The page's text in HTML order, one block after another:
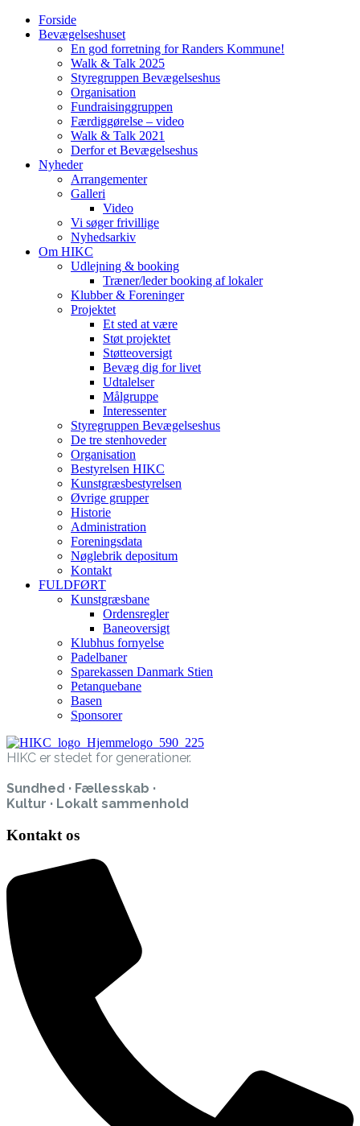
Forside
Bevægelseshuset
En god forretning for Randers Kommune!
Walk & Talk 2025
Styregruppen Bevægelseshus
Organisation
Fundraisinggruppen
Færdiggørelse – video
Walk & Talk 2021
Derfor et Bevægelseshus
Nyheder
Arrangementer
Galleri
Video
Vi søger frivillige
Nyhedsarkiv
Om HIKC
Udlejning & booking
Træner/leder booking af lokaler
Klubber & Foreninger
Projektet
Et sted at være
Støt projektet
Støtteoversigt
Bevæg dig for livet
Udtalelser
Målgruppe
Interessenter
Styregruppen Bevægelseshus
De tre stenhoveder
Organisation
Bestyrelsen HIKC
Kunstgræsbestyrelsen
Øvrige grupper
Historie
Administration
Foreningsdata
Nøglebrik depositum
Kontakt
FULDFØRT
Kunstgræsbane
Ordensregler
Baneoversigt
Klubhus fornyelse
Padelbaner
Sparekassen Danmark Stien
Petanquebane
Basen
Sponsorer
HIKC er stedet for generationer.
Sundhed · Fællesskab ·
Kultur · Lokalt sammenhold
Kontakt os